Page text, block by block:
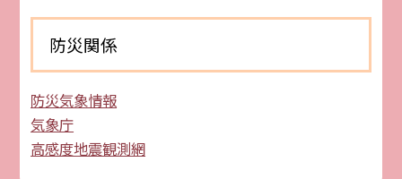
防災関係
防災気象情報
気象庁
高感度地震観測網